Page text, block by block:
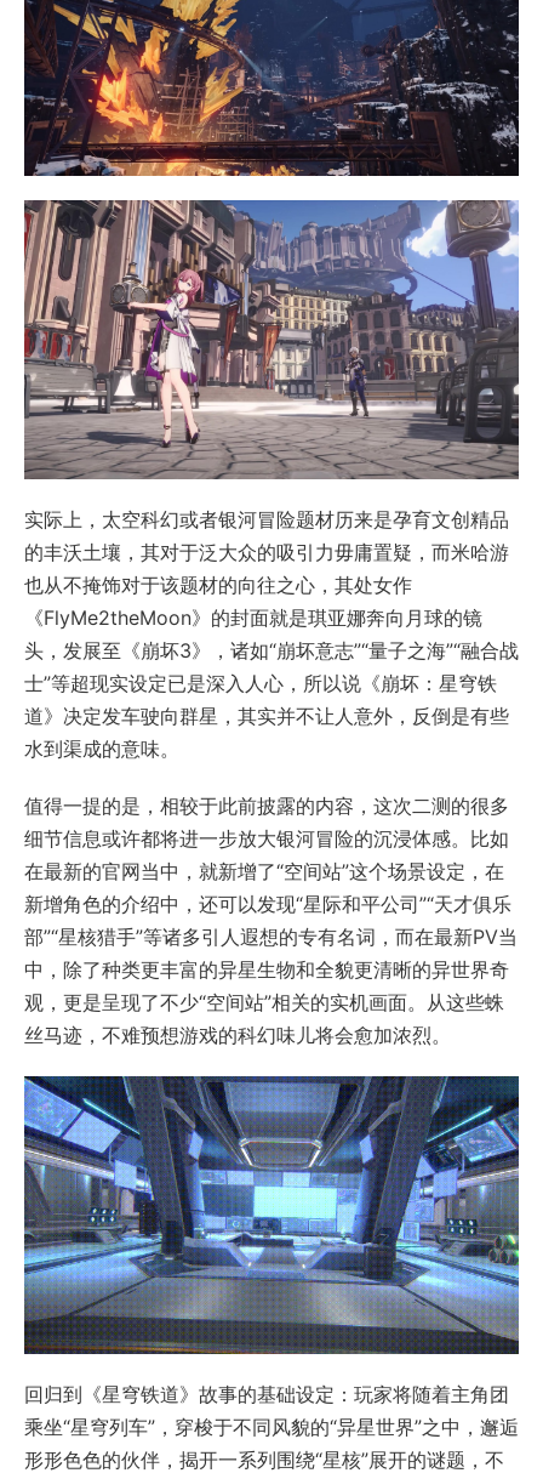
实际上，太空科幻或者银河冒险题材历来是孕育文创精品
的丰沃土壤，其对于泛大众的吸引力毋庸置疑，而米哈游
也从不掩饰对于该题材的向往之心，其处女作
《FlyMe2theMoon》的封面就是琪亚娜奔向月球的镜
头，发展至《崩坏3》，诸如“崩坏意志”“量子之海”“融合战
士”等超现实设定已是深入人心，所以说《崩坏：星穹铁
道》决定发车驶向群星，其实并不让人意外，反倒是有些
水到渠成的意味。
值得一提的是，相较于此前披露的内容，这次二测的很多
细节信息或许都将进一步放大银河冒险的沉浸体感。比如
在最新的官网当中，就新增了“空间站”这个场景设定，在
新增角色的介绍中，还可以发现“星际和平公司”“天才俱乐
部”“星核猎手”等诸多引人遐想的专有名词，而在最新PV当
中，除了种类更丰富的异星生物和全貌更清晰的异世界奇
观，更是呈现了不少“空间站”相关的实机画面。从这些蛛
丝马迹，不难预想游戏的科幻味儿将会愈加浓烈。
回归到《星穹铁道》故事的基础设定：玩家将随着主角团
乘坐“星穹列车”，穿梭于不同风貌的“异星世界”之中，邂逅
形形色色的伙伴，揭开一系列围绕“星核”展开的谜题，不